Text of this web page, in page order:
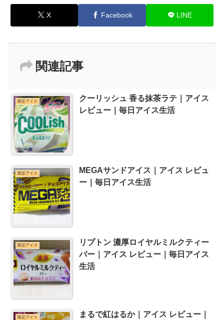
X Facebook LINE
関連記事
限定アイス
クーリッシュ 香る抹茶ラテ｜アイス
レビュー｜毎日アイス生活
限定アイス
MEGAサンドアイス｜アイス レビュ
ー｜毎日アイス生活
限定アイス
リプトン 濃厚ロイヤルミルクティー
バー｜アイス レビュー｜毎日アイス
生活
限定アイス
まるで紅はるか｜アイス レビュー｜